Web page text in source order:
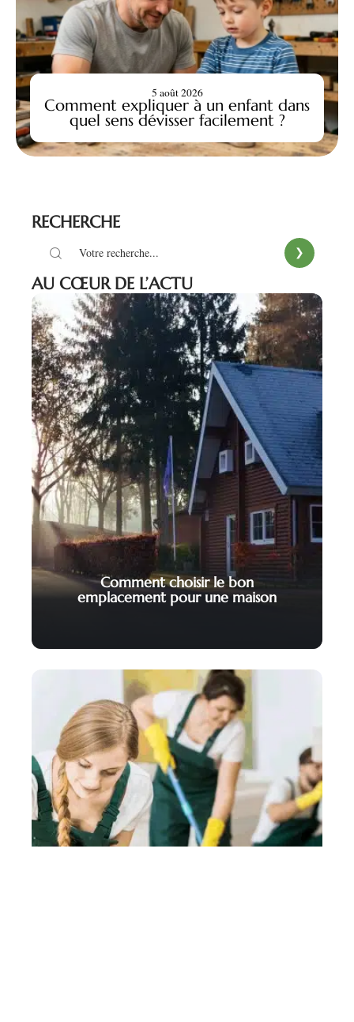
Comment expliquer à un enfant dans
quel sens dévisser facilement ?
5 août 2026
RECHERCHE
AU CŒUR DE L’ACTU
Comment choisir le bon
emplacement pour une maison